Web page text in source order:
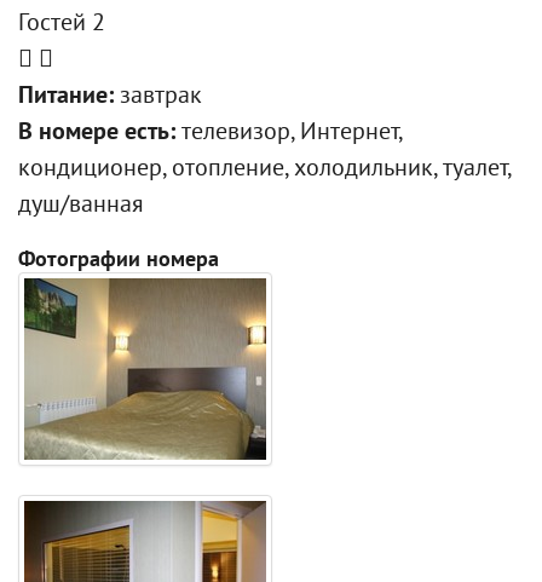
Гостей 2
Питание: завтрак
В номере есть: телевизор, Интернет,
кондиционер, отопление, холодильник, туалет,
душ/ванная
Фотографии номера